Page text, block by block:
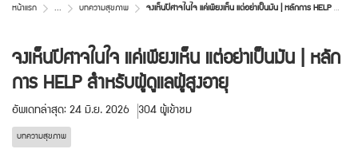
หน้าแรก ... บทความสุขภาพ จงเห็นปีศาจในใจ แค่เพียงเห็น แต่อย่าเป็นมัน | หลักการ HELP สำหรับผู้ดูแลผู้สูงอายุ
จงเห็นปีศาจในใจ แค่เพียงเห็น แต่อย่าเป็นมัน | หลัก
การ HELP สำหรับผู้ดูแลผู้สูงอายุ
อัพเดทล่าสุด: 24 มิ.ย. 2026 304 ผู้เข้าชม
บทความสุขภาพ